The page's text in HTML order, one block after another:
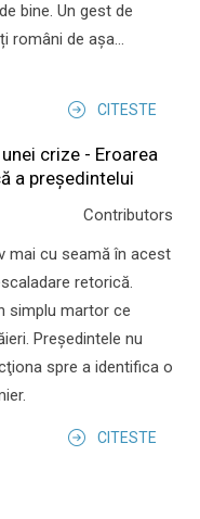
bine. Un gest de
români de așa...
CITESTE
crize - Eroarea
a președintelui
Contributors
mai cu seamă în acest
retorică.
simplu martor ce
Preşedintele nu
spre a identifica o
CITESTE